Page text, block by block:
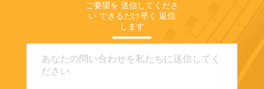
ご要望を 送信してくださ
い できるだけ早く 返信
します